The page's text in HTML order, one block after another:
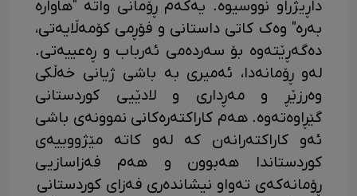
داڕیژراو نووسیوە. یەکەم ڕۆمانی واتە "هاوارە
بەرە" وەک کاتی داستانی و فۆڕمی کۆمەڵایەتی،
دەگەڕێتەوە بۆ سەردەمی ئەرباب و ڕەعییەتی.
لەو ڕۆمانەدا، ئەمیری بە باشی ژیانی خەڵکی
وەرزێڕ و مەڕداری و لادێیی کوردستانی
گێڕاوەتەوە. هەم کاراکتەرەکانی نموونەی باشی
ئەو کاراکتەرانەن کە لەو کاتە مێژووییەی
کوردستاندا هەبوون و هەم فەزاسازیی
ڕۆمانەکەی تەواو نیشاندەری فەزای کوردستانی